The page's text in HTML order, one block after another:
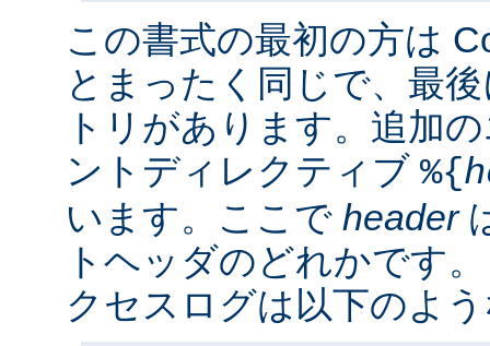
この書式の最初の方は
とまったく同じで、最
トリがあります。追加
ントディレクティブ %{
います。ここで header
トヘッダのどれかです
クセスログは以下のよ